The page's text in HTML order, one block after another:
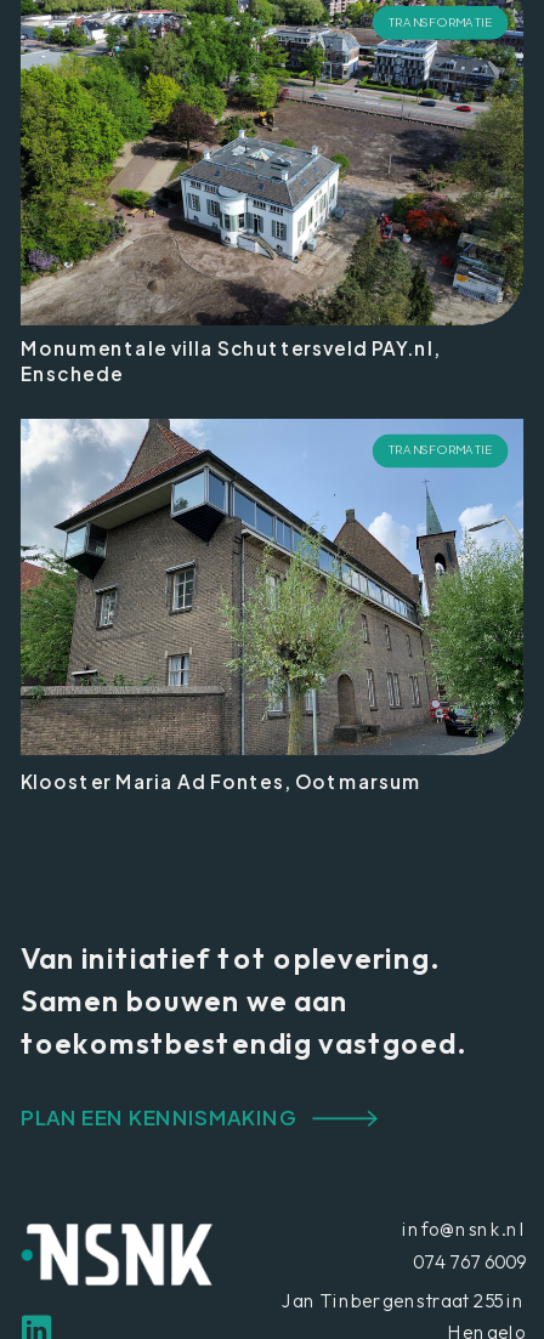
Monumentale villa Schuttersveld PAY.nl,
Enschede
Klooster Maria Ad Fontes, Ootmarsum
TRANSFORMATIE
TRANSFORMATIE
Van initiatief tot oplevering.
Samen bouwen we aan
toekomstbestendig vastgoed.
info@nsnk.nl
074 767 6009
Jan Tinbergenstraat 255 in
Hengelo
PLAN EEN KENNISMAKING